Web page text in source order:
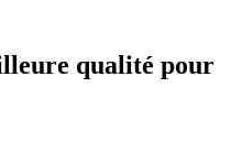
qualité pour